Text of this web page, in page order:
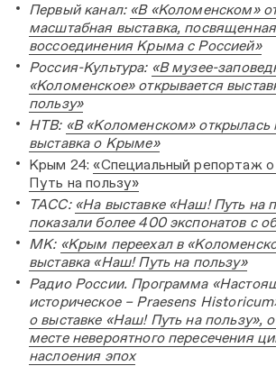
Первый канал: «В «Коломенском»
масштабная выставка,
воссоединения Крыма с Россией»
Россия-Культура: «В музее-
«Коломенское» открывается
пользу»
НТВ: «В «Коломенском» открылась
выставка о Крыме»
Крым 24:«Специальный репортаж
Путь на пользу»
ТАСС: «На выставке «Наш! Путь на
показали более 400 экспонатов с
МК: «Крым переехал в
выставка «Наш! Путь на пользу»
Радио России. Программа
историческое – Praesens
о выставке «Наш! Путь на пользу»,
месте невероятного пересечения
наслоения эпох